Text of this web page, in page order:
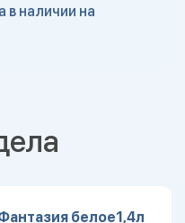
в наличии на
белое1,4л